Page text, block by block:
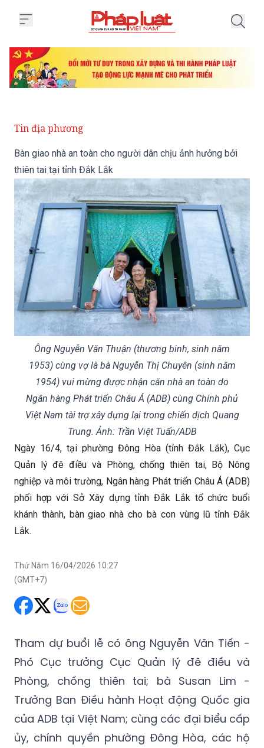
Tin địa phương
Bàn giao nhà an toàn cho người dân chịu ảnh hưởng bởi
thiên tai tại tỉnh Đắk Lắk
Ông Nguyễn Văn Thuận (thương binh, sinh năm
1953) cùng vợ là bà Nguyễn Thị Chuyên (sinh năm
1954) vui mừng được nhận căn nhà an toàn do
Ngân hàng Phát triển Châu Á (ADB) cùng Chính phủ
Việt Nam tài trợ xây dựng lại trong chiến dịch Quang
Trung. Ảnh: Trần Việt Tuấn/ADB
Ngày 16/4, tại phường Đông Hòa (tỉnh Đắk Lắk), Cục
Quản lý đê điều và Phòng, chống thiên tai, Bộ Nông
nghiệp và môi trường, Ngân hàng Phát triển Châu Á (ADB)
phối hợp với Sở Xây dựng tỉnh Đắk Lắk tổ chức buổi
khánh thành, bàn giao nhà cho bà con vùng lũ tỉnh Đắk
Lắk.
Thứ Năm 16/04/2026 10:27
(GMT+7)
Tham dự buổi lễ có ông Nguyễn Văn Tiến -
Phó Cục trưởng Cục Quản lý đê điều và
Phòng, chống thiên tai; bà Susan Lim -
Trưởng Ban Điều hành Hoạt động Quốc gia
của ADB tại Việt Nam; cùng các đại biểu cấp
ủy, chính quyền phường Đông Hòa, các hộ